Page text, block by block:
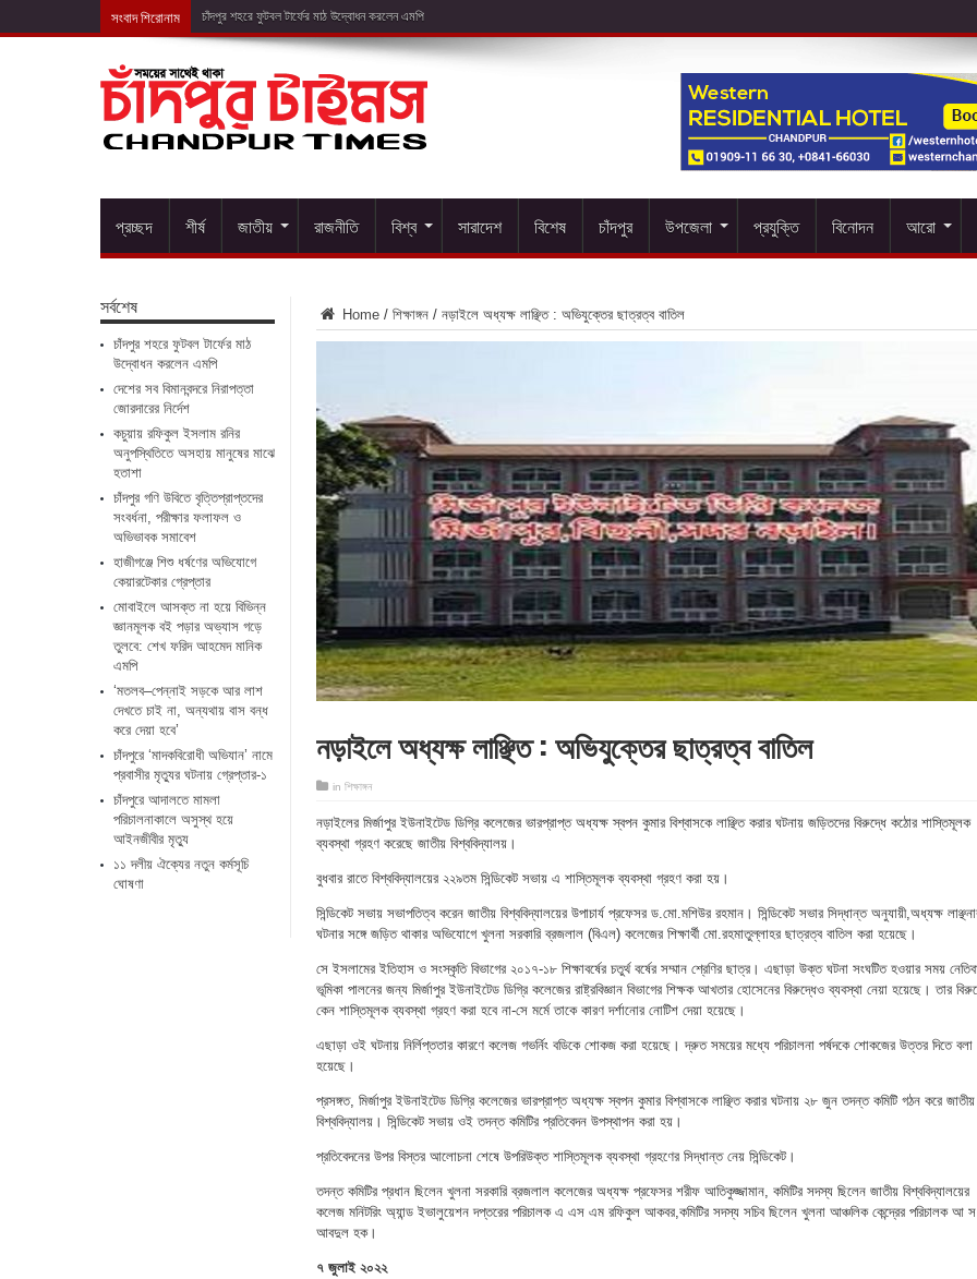
সংবাদ শিরোনাম দেশের সব বিম
প্রচ্ছদ শীর্ষ জাতীয় রাজনীতি বিশ্ব সারাদেশ বিশেষ চাঁদপুর উপজেলা প্রযুক্তি বিনোদন আরো
Home / শিক্ষাঙ্গন / নড়াইলে অধ্যক্ষ লাঞ্ছিত : অভিযুক্তের ছাত্রত্ব বাতিল
নড়াইলে অধ্যক্ষ লাঞ্ছিত : অভিযুক্তের ছাত্রত্ব বাতিল
in শিক্ষাঙ্গন
নড়াইলের মির্জাপুর ইউনাইটেড ডিগ্রি কলেজের ভারপ্রাপ্ত অধ্যক্ষ স্বপন কুমার বিশ্বাসকে লাঞ্ছিত করার ঘটনায় জড়িতদের বিরুদ্ধে কঠোর শাস্তিমূলক
ব্যবস্থা গ্রহণ করেছে জাতীয় বিশ্ববিদ্যালয়।
বুধবার রাতে বিশ্ববিদ্যালয়ের ২২৯তম সিন্ডিকেট সভায় এ শাস্তিমূলক ব্যবস্থা গ্রহণ করা হয়।
সিন্ডিকেট সভায় সভাপতিত্ব করেন জাতীয় বিশ্ববিদ্যালয়ের উপাচার্য প্রফেসর ড.মো.মশিউর রহমান। সিন্ডিকেট সভার সিদ্ধান্ত অনুযায়ী,অধ্যক্ষ
ঘটনার সঙ্গে জড়িত থাকার অভিযোগে খুলনা সরকারি ব্রজলাল (বিএল) কলেজের শিক্ষার্থী মো.রহমাতুল্লাহর ছাত্রত্ব বাতিল করা হয়েছে।
সে ইসলামের ইতিহাস ও সংস্কৃতি বিভাগের ২০১৭-১৮ শিক্ষাবর্ষের চতুর্থ বর্ষের সম্মান শ্রেণির ছাত্র। এছাড়া উক্ত ঘটনা সংঘটিত হওয়ার সময়
ভূমিকা পালনের জন্য মির্জাপুর ইউনাইটেড ডিগ্রি কলেজের রাষ্ট্রবিজ্ঞান বিভাগের শিক্ষক আখতার হোসেনের বিরুদ্ধেও ব্যবস্থা নেয়া হয়েছে। তার
কেন শাস্তিমূলক ব্যবস্থা গ্রহণ করা হবে না-সে মর্মে তাকে কারণ দর্শানোর নোটিশ দেয়া হয়েছে।
এছাড়া ওই ঘটনায় নির্লিপ্ততার কারণে কলেজ গভর্নিং বডিকে শোকজ করা হয়েছে। দ্রুত সময়ের মধ্যে পরিচালনা পর্ষদকে শোকজের উত্তর দিতে বলা
হয়েছে।
প্রসঙ্গত, মির্জাপুর ইউনাইটেড ডিগ্রি কলেজের ভারপ্রাপ্ত অধ্যক্ষ স্বপন কুমার বিশ্বাসকে লাঞ্ছিত করার ঘটনায় ২৮ জুন তদন্ত কমিটি গঠন করে জাতীয়
বিশ্ববিদ্যালয়। সিন্ডিকেট সভায় ওই তদন্ত কমিটির প্রতিবেদন উপস্থাপন করা হয়।
প্রতিবেদনের উপর বিস্তর আলোচনা শেষে উপরিউক্ত শাস্তিমূলক ব্যবস্থা গ্রহণের সিদ্ধান্ত নেয় সিন্ডিকেট।
তদন্ত কমিটির প্রধান ছিলেন খুলনা সরকারি ব্রজলাল কলেজের অধ্যক্ষ প্রফেসর শরীফ আতিকুজ্জামান, কমিটির সদস্য ছিলেন জাতীয় বিশ্ববিদ্যালয়ের
কলেজ মনিটরিং অ্যান্ড ইভালুয়েশন দপ্তরের পরিচালক এ এস এম রফিকুল আকবর,কমিটির সদস্য সচিব ছিলেন খুলনা আঞ্চলিক কেন্দ্রের পরিচালক আ
আবদুল হক।
৭ জুলাই ২০২২
সর্বশেষ
চাঁদপুর শহরে ফুটবল টার্ফের মাঠ
উদ্বোধন করলেন এমপি
দেশের সব বিমানবন্দরে নিরাপত্তা
জোরদারের নির্দেশ
কচুয়ায় রফিকুল ইসলাম রনির
অনুপস্থিতিতে অসহায় মানুষের মাঝে
হতাশা
চাঁদপুর গণি উবিতে বৃত্তিপ্রাপ্তদের
সংবর্ধনা, পরীক্ষার ফলাফল ও
অভিভাবক সমাবেশ
হাজীগঞ্জে শিশু ধর্ষণের অভিযোগে
কেয়ারটেকার গ্রেপ্তার
মোবাইলে আসক্ত না হয়ে বিভিন্ন
জ্ঞানমূলক বই পড়ার অভ্যাস গড়ে
তুলবে: শেখ ফরিদ আহমেদ মানিক
এমপি
‘মতলব–পেন্নাই সড়কে আর লাশ
দেখতে চাই না, অন্যথায় বাস বন্ধ
করে দেয়া হবে’
চাঁদপুরে ‘মাদকবিরোধী অভিযান’ নামে
প্রবাসীর মৃত্যুর ঘটনায় গ্রেপ্তার-১
চাঁদপুরে আদালতে মামলা
পরিচালনাকালে অসুস্থ হয়ে
আইনজীবীর মৃত্যু
১১ দলীয় ঐক্যের নতুন কর্মসূচি
ঘোষণা